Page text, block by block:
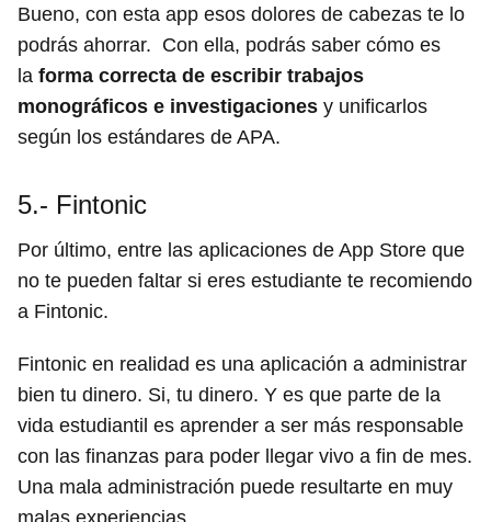
Bueno, con esta app esos dolores de cabezas te lo
podrás ahorrar. Con ella, podrás saber cómo es
la forma correcta de escribir trabajos
monográficos e investigaciones y unificarlos
según los estándares de APA.
5.- Fintonic
Por último, entre las aplicaciones de App Store que
no te pueden faltar si eres estudiante te recomiendo
a Fintonic.
Fintonic en realidad es una aplicación a administrar
bien tu dinero. Si, tu dinero. Y es que parte de la
vida estudiantil es aprender a ser más responsable
con las finanzas para poder llegar vivo a fin de mes.
Una mala administración puede resultarte en muy